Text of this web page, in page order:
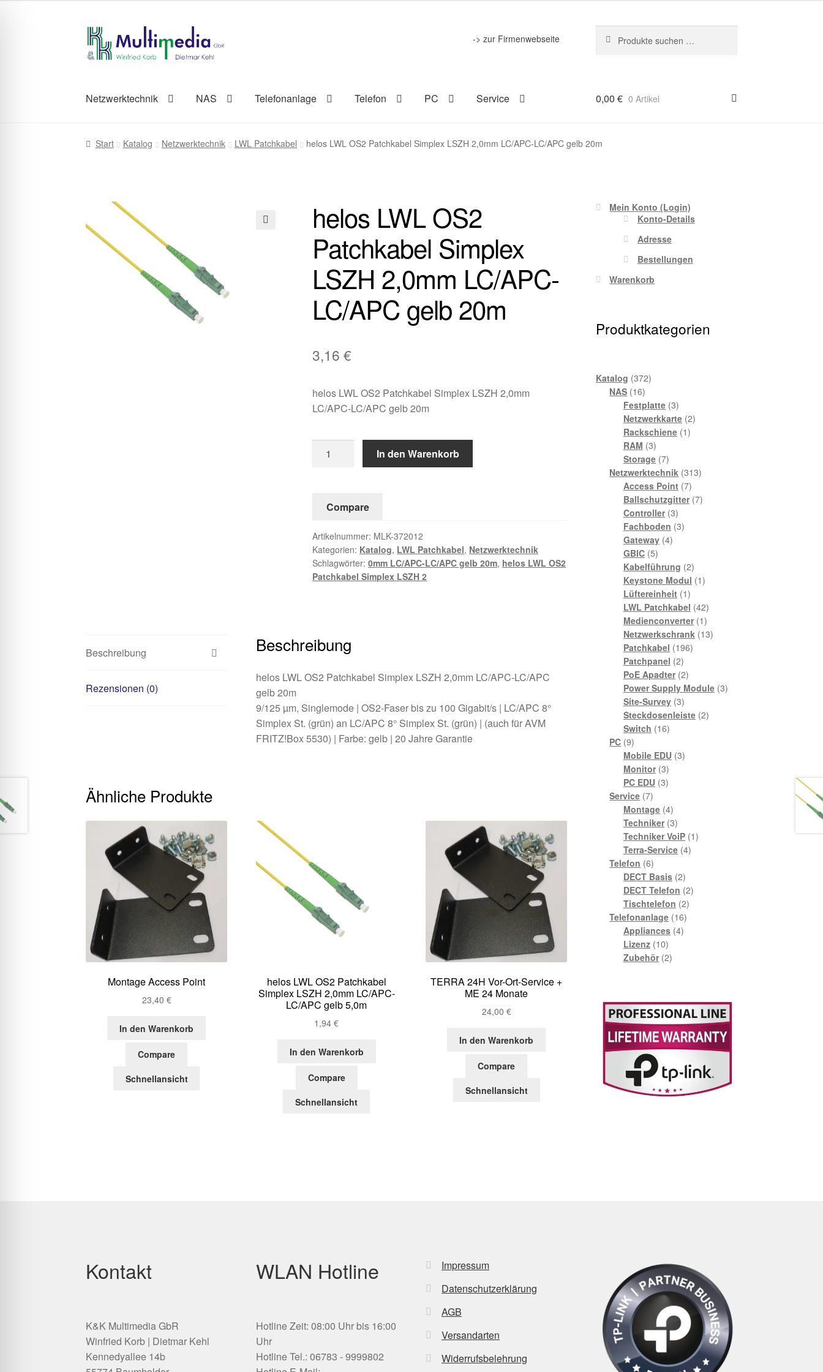
Zur
Navigation
springen
Zum
Inhalt
springen
-> zur Firmenwebseite
nach:
Netzwerktechnik NAS Telefonanlage Telefon PC Service 0,00 € 0 Artikel
Start Katalog Netzwerktechnik LWL Patchkabel helos LWL OS2 Patchkabel Simplex LSZH 2,0mm LC/APC-LC/APC gelb 20m
helos LWL OS2
Patchkabel Simplex
LSZH 2,0mm LC/APC-
LC/APC gelb 20m
3,16€
helos LWL OS2 Patchkabel Simplex LSZH 2,0mm
LC/APC-LC/APC gelb 20m
LWL
Simplex
2,0mm
LC/APC-
LC/APC
gelb
In den Warenkorb
Compare
Artikelnummer: MLK-372012
Kategorien: Katalog, LWL Patchkabel, Netzwerktechnik
Schlagwörter:0mm LC/APC-LC/APC gelb 20m, helos LWL OS2
Patchkabel Simplex LSZH 2
Beschreibung
Rezensionen (0)
Beschreibung
helos LWL OS2 Patchkabel Simplex LSZH 2,0mm LC/APC-LC/APC
gelb 20m
9/125 µm, Singlemode | OS2-Faser bis zu 100 Gigabit/s | LC/APC 8°
Simplex St. (grün) an LC/APC 8° Simplex St. (grün) | (auch für AVM
FRITZ!Box 5530) | Farbe: gelb | 20 Jahre Garantie
Ähnliche Produkte
Montage Access Point
23,40 €
In den Warenkorb
Compare
Schnellansicht
helos LWL OS2 Patchkabel
Simplex LSZH 2,0mm LC/APC-
LC/APC gelb 5,0m
1,94€
In den Warenkorb
Compare
Schnellansicht
TERRA 24H Vor-Ort-Service +
ME 24 Monate
24,00 €
In den Warenkorb
Compare
Schnellansicht
Mein Konto (Login)
Konto-Details
Adresse
Bestellungen
Warenkorb
Produktkategorien
Katalog 372372
NAS 1616
Produkte
Festplatte 33
Produkte
Netzwerkkarte 22
Rackschiene 11
RAM 33
Produkte
Storage 77
Produkte
Netzwerktechnik 313313
Access Point 77
Produkte
Ballschutzgitter 77
Controller 33
Produkte
Fachboden 33
Gateway 44
GBIC 55
Produkte
Kabelführung 22
Produkte
Keystone Modul 11
Lüftereinheit 11
Produkt
LWL Patchkabel 4242
Produkte
Medienconverter 11
Produkt
Netzwerkschrank 1313
Patchkabel 196196
Patchpanel 22
Produkte
PoE Apadter 22
Produkte
Power Supply Module 33
Site-Survey 33
Produkte
Steckdosenleiste 22
Switch 1616
PC 99
Produkte
Mobile EDU 33
Monitor 33
Produkte
PC EDU 33
Service 77
Produkte
Montage 44
Produkte
Techniker 33
Produkte
Techniker VoiP 11
Terra-Service 44
Telefon 66
Produkte
DECT Basis 22
Produkte
DECT Telefon 22
Tischtelefon 22
Produkte
Telefonanlage 1616
Appliances 44
Lizenz 1010
Produkte
Zubehör 22
Kontakt
K&K Multimedia GbR
Winfried Korb | Dietmar Kehl
Kennedyallee 14b
WLAN Hotline
Hotline Zeit: 08:00 Uhr bis 16:00
Uhr
Hotline Tel.: 06783 - 9999802
Impressum
Datenschutzerklärung
AGB
Versandarten
Widerrufsbelehrung